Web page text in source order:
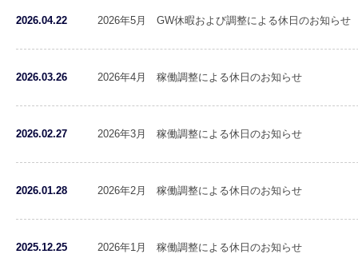
2026.04.22 2026年5月 GW休暇および調整による休日のお知らせ
2026.03.26 2026年4月 稼働調整による休日のお知らせ
2026.02.27 2026年3月 稼働調整による休日のお知らせ
2026.01.28 2026年2月 稼働調整による休日のお知らせ
2025.12.25 2026年1月 稼働調整による休日のお知らせ